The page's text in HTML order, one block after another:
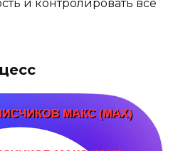
и контролировать все